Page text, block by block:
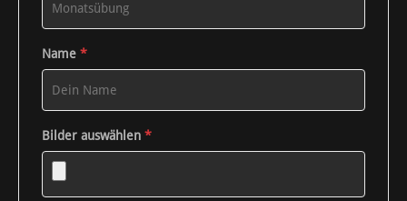
Name *
Bilder auswählen *